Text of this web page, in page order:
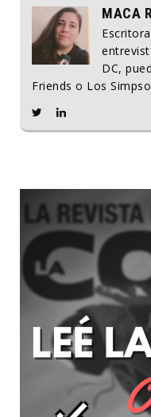
MACA
DC,
Friends o Los